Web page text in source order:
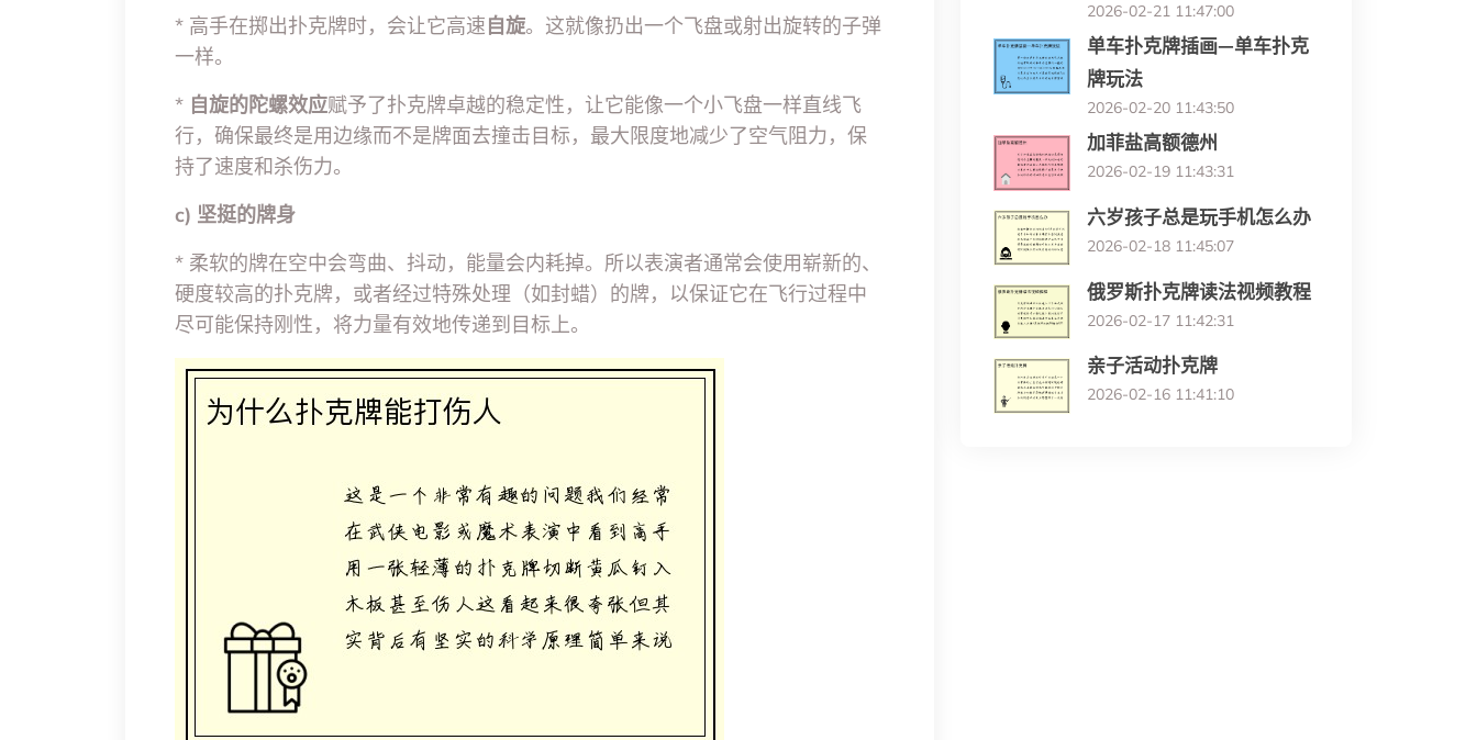
* 高手在掷出扑克牌时，会让它高速自旋。这就像扔出一个飞盘或射出旋转的子弹
一样。
* 自旋的陀螺效应赋予了扑克牌卓越的稳定性，让它能像一个小飞盘一样直线飞
行，确保最终是用边缘而不是牌面去撞击目标，最大限度地减少了空气阻力，保
持了速度和杀伤力。
c) 坚挺的牌身
* 柔软的牌在空中会弯曲、抖动，能量会内耗掉。所以表演者通常会使用崭新的、
硬度较高的扑克牌，或者经过特殊处理（如封蜡）的牌，以保证它在飞行过程中
尽可能保持刚性，将力量有效地传递到目标上。
2026-02-21 11:47:00
单车扑克牌插画—单车扑克
牌玩法
2026-02-20 11:43:50
加菲盐高额德州
2026-02-19 11:43:31
六岁孩子总是玩手机怎么办
2026-02-18 11:45:07
俄罗斯扑克牌读法视频教程
2026-02-17 11:42:31
亲子活动扑克牌
2026-02-16 11:41:10